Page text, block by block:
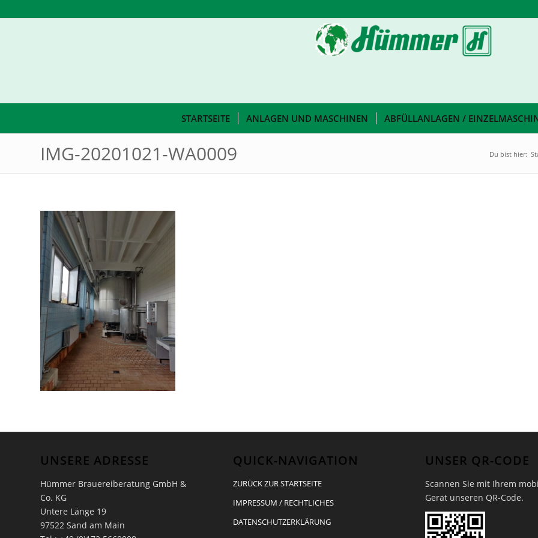
STARTSEITE ANLAGEN UND MASCHINEN ABFÜLLANLAGEN /
IMG-20201021-WA0009 Du bist hier:
UNSERE ADRESSE
Hümmer Brauereiberatung GmbH &
Co. KG
Untere Länge 19
97522 Sand am Main
QUICK-NAVIGATION
ZURÜCK ZUR STARTSEITE
IMPRESSUM / RECHTLICHES
DATENSCHUTZERKLÄRUNG
UNSER QR-CODE
Scannen Sie mit Ihrem
Gerät unseren QR-Code.